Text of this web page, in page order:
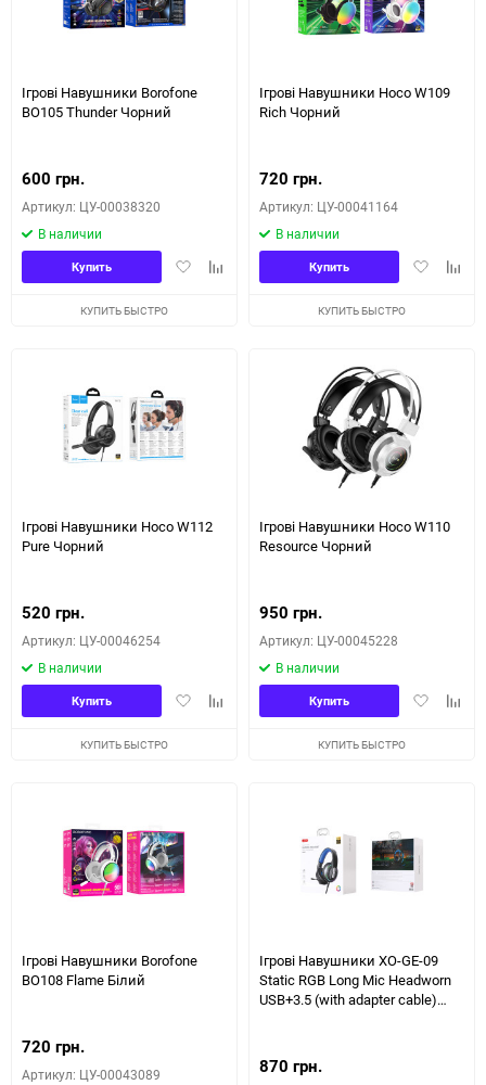
Ігрові Навушники Borofone
BO105 Thunder Чорний
600 грн.
Артикул: ЦУ-00038320
В наличии
ДобавитьДобавить
Купить
КУПИТЬ БЫСТРО
Ігрові Навушники Hoco W109
Rich Чорний
720 грн.
Артикул: ЦУ-00041164
В наличии
Добавить
Купить
КУПИТЬ БЫСТРО
Ігрові Навушники Hoco W112
Pure Чорний
520 грн.
Артикул: ЦУ-00046254
В наличии
ДобавитьДобавить
Купить
КУПИТЬ БЫСТРО
Ігрові Навушники Hoco W110
Resource Чорний
950 грн.
Артикул: ЦУ-00045228
В наличии
Добавить
Купить
КУПИТЬ БЫСТРО
Ігрові Навушники Borofone
BO108 Flame Бiлий
720 грн.
Артикул: ЦУ-00043089
Ігрові Навушники XO-GE-09
Static RGB Long Mic Headworn
USB+3.5 (with adapter cable)
870 грн.